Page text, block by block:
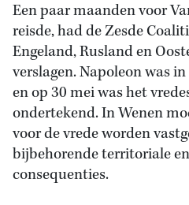
Een paar maanden voor
reisde, had de Zesde
Engeland, Rusland en
verslagen. Napoleon was
en op 30 mei was het
ondertekend. In Wenen
voor de vrede worden
bijbehorende territoriale
consequenties.